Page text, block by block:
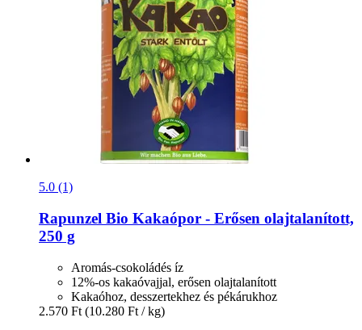
5.0 (1)
Rapunzel Bio Kakaópor -​ Erősen olajtalanított,
250 g
Aromás-csokoládés íz
12%-os kakaóvajjal, erősen olajtalanított
Kakaóhoz, desszertekhez és pékárukhoz
2.570 Ft (10.280 Ft / kg)